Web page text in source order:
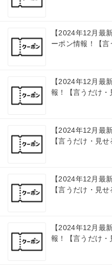
【2024年12月最
ーポン情報！【言
【2024年12月最
報！【言うだけ・
【2024年12月最
【言うだけ・見
【2024年12月最
【言うだけ・見
【2024年12月最
報！【言うだけ・